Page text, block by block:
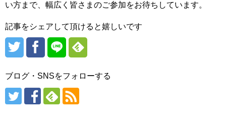
い方まで、幅広く皆さまのご参加をお待ちしています。
記事をシェアして頂けると嬉しいです
ブログ・SNSをフォローする